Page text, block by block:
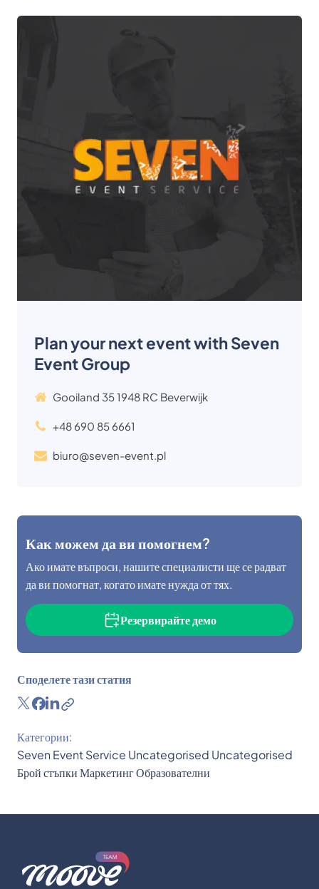
Plan your next event with Seven
Event Group
Gooiland 35 1948 RC Beverwijk
+48 690 85 6661
biuro@seven-event.pl
Как можем да ви помогнем?
Ако имате въпроси, нашите специалисти ще се радват
да ви помогнат, когато имате нужда от тях.
Резервирайте демо
Споделете тази статия
Категории:
Seven Event Service Uncategorised Uncategorised
Брой стъпкиМаркетингОбразователни